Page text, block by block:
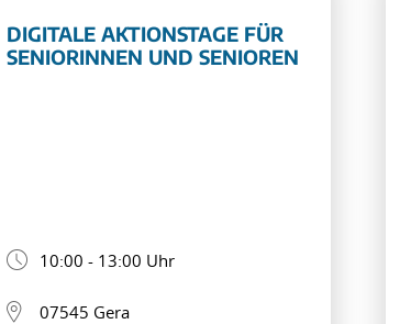
DIGITALE AKTIONSTAGE FÜR
SENIORINNEN UND SENIOREN
10:00 - 13:00 Uhr
07545 Gera